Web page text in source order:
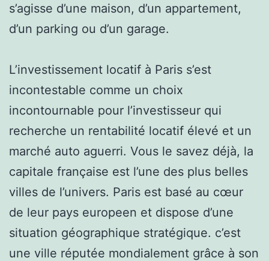
s’agisse d’une maison, d’un appartement,
d’un parking ou d’un garage.
L’investissement locatif à Paris s’est
incontestable comme un choix
incontournable pour l’investisseur qui
recherche un rentabilité locatif élevé et un
marché auto aguerri. Vous le savez déjà, la
capitale française est l’une des plus belles
villes de l’univers. Paris est basé au cœur
de leur pays europeen et dispose d’une
situation géographique stratégique. c’est
une ville réputée mondialement grâce à son